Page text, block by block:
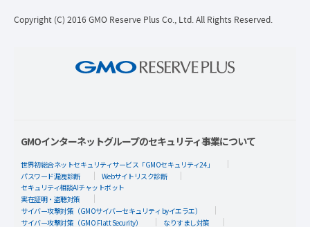
Copyright (C) 2016 GMO Reserve Plus Co., Ltd. All Rights Reserved.
GMOインターネットグループのセキュリティ事業について
世界初総合ネットセキュリティサービス「GMOセキュリティ24」
パスワード漏洩診断
Webサイトリスク診断
セキュリティ相談AIチャットボット
実在証明・盗聴対策
サイバー攻撃対策（GMOサイバーセキュリティ byイエラエ）
サイバー攻撃対策（GMO Flatt Security）
なりすまし対策